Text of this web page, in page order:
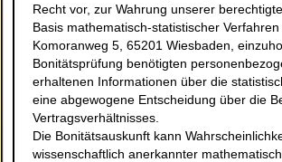
Recht vor, zur Wahrung unserer
Basis mathematisch-statistischer
Komoranweg 5, 65201 Wiesbaden ,
Bonitätsprüfung benötigten
erhaltenen Informationen über die
eine abgewogene Entscheidung über die
Vertragsverhältnisses.
Die Bonitätsauskunft kann
wissenschaftlich anerkannter